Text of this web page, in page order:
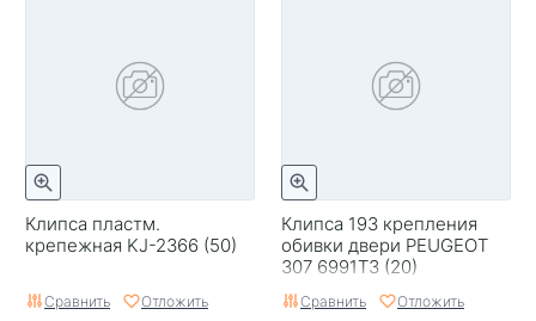
Клипса пластм.
крепежная KJ-2366 (50)
Сравнить Отложить
Клипса 193 крепления
обивки двери PEUGEOT
307 6991T3 (20)
Сравнить Отложить